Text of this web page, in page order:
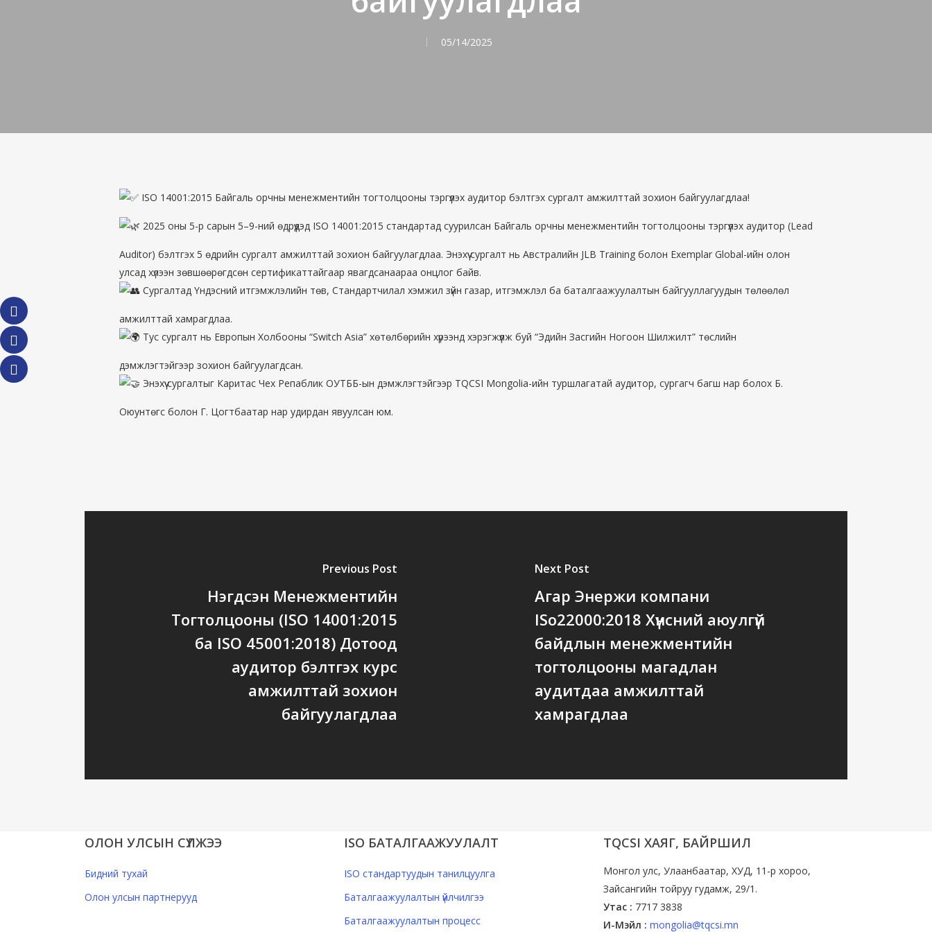
05/14/2025
ISO 14001:2015 Байгаль орчны менежментийн тогтолцооны тэргүүлэх аудитор бэлтгэх сургалт амжилттай зохион байгуулагдлаа!
2025 оны 5-р сарын 5–9-ний өдрүүдэд ISO 14001:2015 стандартад суурилсан Байгаль орчны менежментийн тогтолцооны тэргүүлэх аудитор (Lead
Auditor) бэлтгэх 5 өдрийн сургалт амжилттай зохион байгуулагдлаа. Энэхүү сургалт нь Австралийн JLB Training болон Exemplar Global-ийн олон
улсад хүлээн зөвшөөрөгдсөн сертификаттайгаар явагдсанаараа онцлог байв.
Сургалтад Үндэсний итгэмжлэлийн төв, Стандартчилал хэмжил зүйн газар, итгэмжлэл ба баталгаажуулалтын байгууллагуудын төлөөлөл
амжилттай хамрагдлаа.
Тус сургалт нь Европын Холбооны “Switch Asia” хөтөлбөрийн хүрээнд хэрэгжүүлж буй “Эдийн Засгийн Ногоон Шилжилт” төслийн
дэмжлэгтэйгээр зохион байгуулагдсан.
Энэхүү сургалтыг Каритас Чех Репаблик ОУТББ-ын дэмжлэгтэйгээр TQCSI Mongolia-ийн туршлагатай аудитор, сургагч багш нар болох Б.
Оюунтөгс болон Г. Цогтбаатар нар удирдан явуулсан юм.
Previous Post
Нэгдсэн Менежментийн
Тогтолцооны (ISO 14001:2015
ба ISO 45001:2018) Дотоод
аудитор бэлтгэх курс
амжилттай зохион
байгуулагдлаа
Next Post
Агар Энержи компани
ISo22000:2018 Хүнсний аюулгүй
байдлын менежментийн
тогтолцооны магадлан
аудитдаа амжилттай
хамрагдлаа
ОЛОН УЛСЫН СҮЛЖЭЭ
Бидний тухай
Олон улсын партнерууд
ISO БАТАЛГААЖУУЛАЛТ
ISO стандартуудын танилцуулга
Баталгаажуулалтын үйлчилгээ
Баталгаажуулалтын процесс
TQCSI ХАЯГ, БАЙРШИЛ
Монгол улс, Улаанбаатар, ХУД, 11-р хороо,
Зайсангийн тойруу гудамж, 29/1.
Утас : 7717 3838
И-Мэйл : mongolia@tqcsi.mn